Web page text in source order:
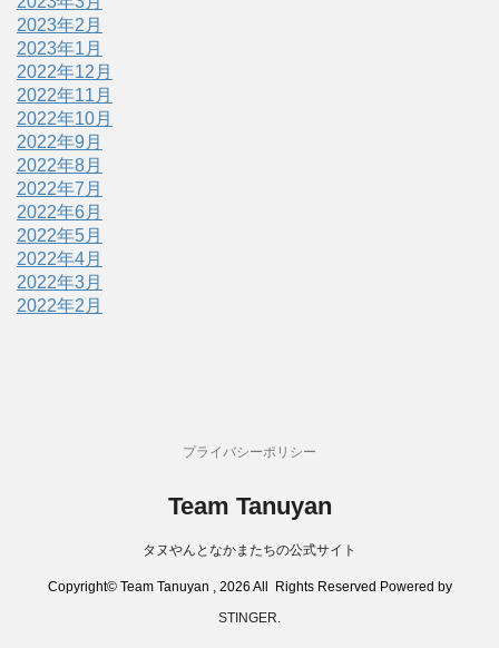
2023年2月
2023年1月
2022年12月
2022年11月
2022年10月
2022年9月
2022年8月
2022年7月
2022年6月
2022年5月
2022年4月
2022年3月
2022年2月
プライバシーポリシー
Team Tanuyan
タヌやんとなかまたちの公式サイト
Copyright© Team Tanuyan , 2026 All Rights Reserved Powered by
STINGER.